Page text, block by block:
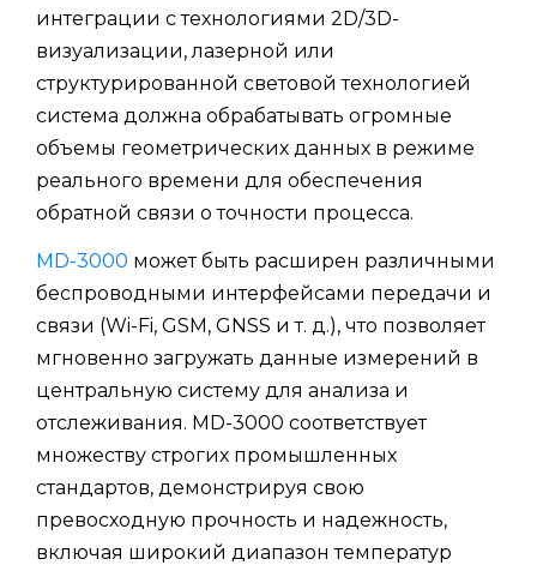
интеграции с технологиями 2D/3D-
визуализации, лазерной или
структурированной световой технологией
система должна обрабатывать огромные
объемы геометрических данных в режиме
реального времени для обеспечения
обратной связи о точности процесса.
MD-3000 может быть расширен различными
беспроводными интерфейсами передачи и
связи (Wi-Fi, GSM, GNSS и т. д.), что позволяет
мгновенно загружать данные измерений в
центральную систему для анализа и
отслеживания. MD-3000 соответствует
множеству строгих промышленных
стандартов, демонстрируя свою
превосходную прочность и надежность,
включая широкий диапазон температур